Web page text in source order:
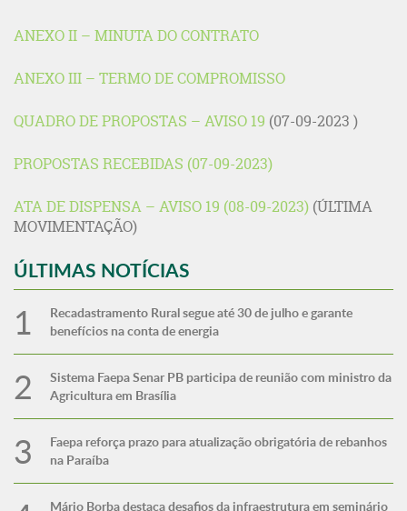
ANEXO II – MINUTA DO CONTRATO
ANEXO III – TERMO DE COMPROMISSO
QUADRO DE PROPOSTAS – AVISO 19 (07-09-2023 )
PROPOSTAS RECEBIDAS (07-09-2023)
ATA DE DISPENSA – AVISO 19 (08-09-2023) (ÚLTIMA
MOVIMENTAÇÃO)
ÚLTIMAS NOTÍCIAS
Recadastramento Rural segue até 30 de julho e garante
benefícios na conta de energia
Sistema Faepa Senar PB participa de reunião com ministro da
Agricultura em Brasília
Faepa reforça prazo para atualização obrigatória de rebanhos
na Paraíba
Mário Borba destaca desafios da infraestrutura em seminário